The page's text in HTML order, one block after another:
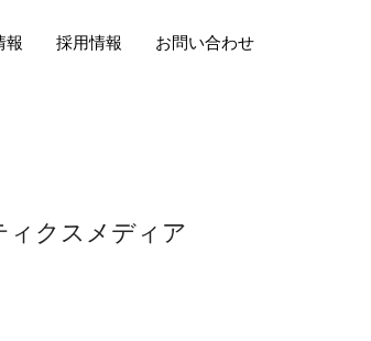
報 採用情報 お問い合わせ
ィクスメディア